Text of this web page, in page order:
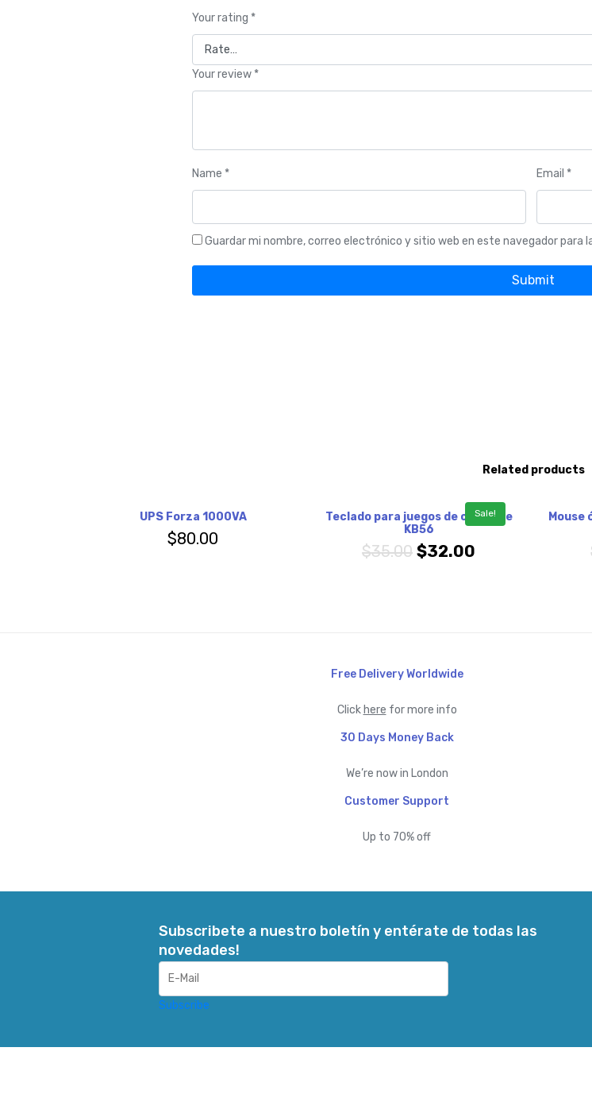
Your rating *
Your review *
Name * Email *
Guardar mi nombre, correo electrónico y sitio web en este navegador para
Related products
UPS Forza 1000VA
$80.00
Sale!
Teclado para juegos de combate
KB56
$35.00 $32.00
Mouse
Free Delivery Worldwide
Click here for more info
30 Days Money Back
We’re now in London
Customer Support
Up to 70% off
Subscribete a nuestro boletín y entérate de todas las
novedades!
Subscribe